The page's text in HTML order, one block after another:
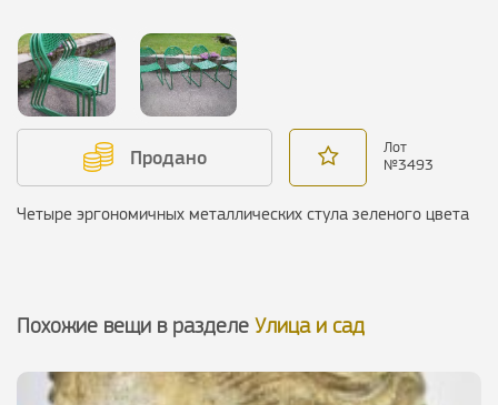
Продано
Лот
№3493
Четыре эргономичных металлических стула зеленого цвета
Похожие вещи в разделе Улица и сад